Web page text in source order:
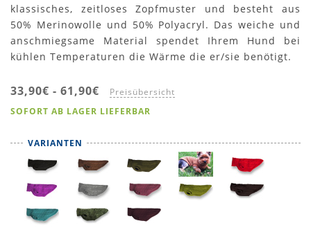
klassisches, zeitloses Zopfmuster und besteht aus
50% Merinowolle und 50% Polyacryl. Das weiche und
anschmiegsame Material spendet Ihrem Hund bei
kühlen Temperaturen die Wärme die er/sie benötigt.
33,90€ - 61,90€ Preisübersicht
SOFORT AB LAGER LIEFERBAR
VARIANTEN